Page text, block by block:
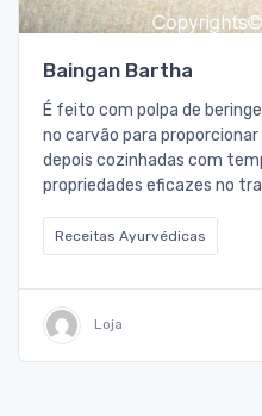
Baingan Bartha
É feito com polpa de
no carvão para
depois cozinhadas com
propriedades eficazes no
Receitas Ayurvédicas
Loja